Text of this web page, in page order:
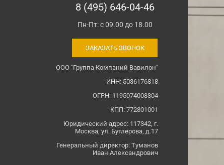
8 (495) 646-04-46
Пн-Пт: с 09.00 до 18.00
ЗАКАЗАТЬ ЗВОНОК
ООО "Группа Компаний Вавилон"
ИНН: 5036176818
ОГРН: 1195074008304
КПП: 772801001
Юридический адрес: 117342, г.
Москва, ул. Бутлерова, д.17
Генеральный директор: Туманов
Иван Александрович